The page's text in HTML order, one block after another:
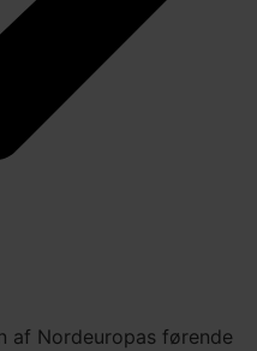
af Nordeuropas førende